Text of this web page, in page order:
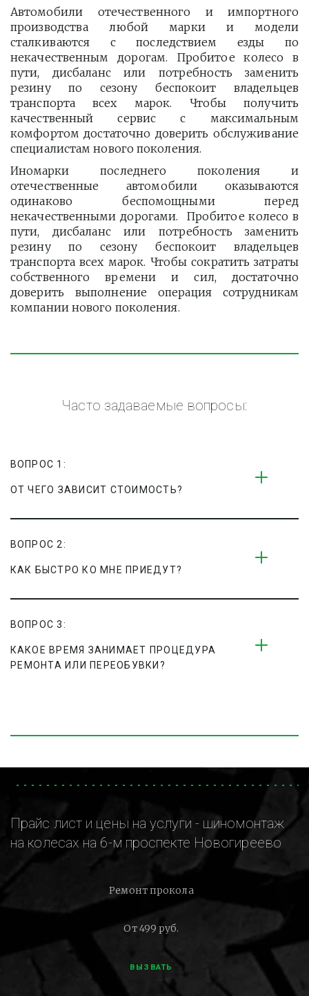
Автомобили отечественного и импортного
производства любой марки и модели
сталкиваются с последствием езды по
некачественным дорогам. Пробитое колесо в
пути, дисбаланс или потребность заменить
резину по сезону беспокоит владельцев
транспорта всех марок. Чтобы получить
качественный сервис с максимальным
комфортом достаточно доверить обслуживание
специалистам нового поколения.
Иномарки последнего поколения и
отечественные автомобили оказываются
одинаково беспомощными перед
некачественными дорогами. Пробитое колесо в
пути, дисбаланс или потребность заменить
резину по сезону беспокоит владельцев
транспорта всех марок. Чтобы сократить затраты
собственного времени и сил, достаточно
доверить выполнение операция сотрудникам
компании нового поколения.
Часто задаваемые вопросы:
ВОПРОС 1:
ОТ ЧЕГО ЗАВИСИТ СТОИМОСТЬ?
ВОПРОС 2:
КАК БЫСТРО КО МНЕ ПРИЕДУТ?
ВОПРОС 3:
КАКОЕ ВРЕМЯ ЗАНИМАЕТ ПРОЦЕДУРА
РЕМОНТА ИЛИ ПЕРЕОБУВКИ?
Прайс лист и цены на услуги - шиномонтаж
на колесах на 6-м проспекте Новогиреево
Ремонт прокола
От 499 руб.
ВЫЗВАТЬ